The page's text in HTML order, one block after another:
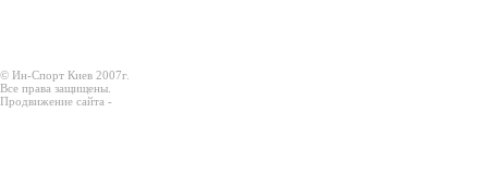
© Ин-Спорт Киев 2007г.
Все права защищены.
Продвижение сайта -